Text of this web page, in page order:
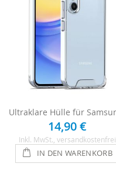
14,90 €
Inkl. MwSt. , versandkostenfrei
IN DEN WARENKORB